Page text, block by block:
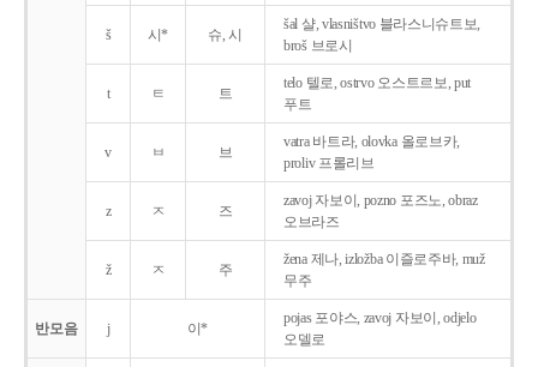
š 시* 슈, 시
šal 샬, vlasništvo 블라스니슈트보,
broš 브로시
t ㅌ 트
telo 텔로, ostrvo 오스트르보, put
푸트
v ㅂ 브
vatra 바트라, olovka 올로브카,
proliv 프롤리브
z ㅈ 즈
zavoj 자보이, pozno 포즈노, obraz
오브라즈
ž ㅈ 주
žena 제나, izložba 이즐로주바, muž
무주
반모음 j 이*
pojas 포야스, zavoj 자보이, odjelo
오델로